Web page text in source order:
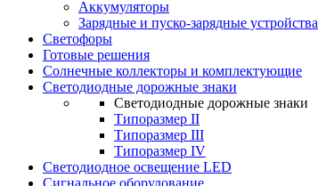
Аккумуляторы
Зарядные и пуско-зарядные устройства
Светофоры
Готовые решения
Солнечные коллекторы и комплектующие
Светодиодные дорожные знаки
Светодиодные дорожные знаки
Типоразмер II
Типоразмер III
Типоразмер IV
Светодиодное освещение LED